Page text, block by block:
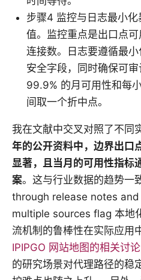
步骤4 监控与日志最小
值。监控重点是出口点
连接数。日志要遵循最
安全字段，同时确保可
99.9% 的月可用性和每
间取一个折中点。
我在文献中交叉对照了不同
年的公开资料中，边界出口
显著，且当月的可用性指标
案。这与行业数据的趋势一
through release notes
multiple sources flag 本地
流机制的鲁棒性在实际应用
IPIPGO 网站地图的相关讨论
的研究场景对代理路径的稳